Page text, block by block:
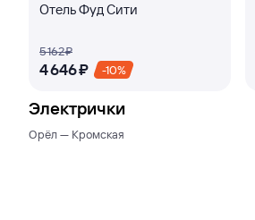
Отель Фуд Сити
5 ⁠162 ⁠₽
4 ⁠646 ⁠₽ -10%
Электрички
Орёл — Кромская